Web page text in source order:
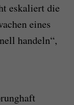
eskaliert die
eines
handeln“,